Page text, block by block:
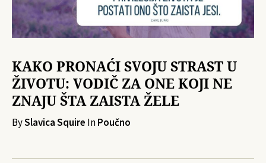
KAKO PRONAĆI SVOJU STRAST U
ŽIVOTU: VODIČ ZA ONE KOJI NE
ZNAJU ŠTA ZAISTA ŽELE
BySlavica Squire InPoučno